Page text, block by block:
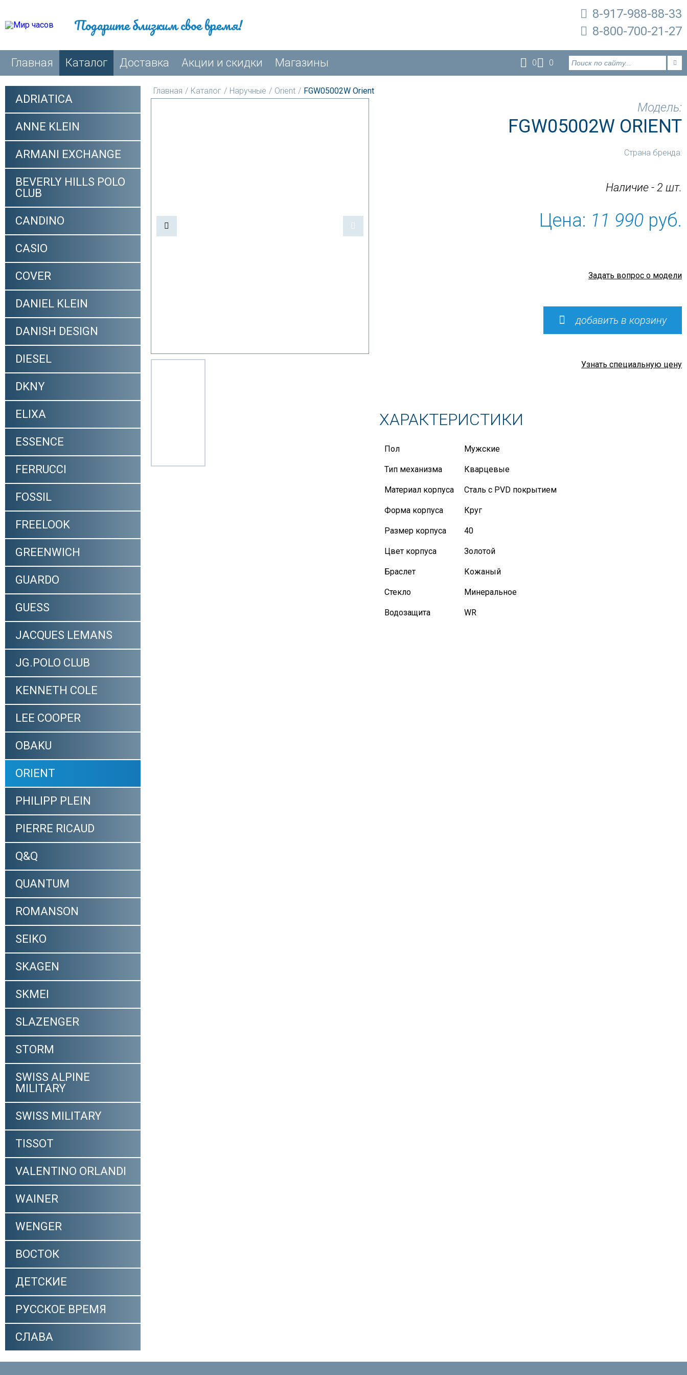
Подарите близким свое время!
8-917-988-88-33
8-800-700-21-27
Главная Каталог Доставка Акции и скидки Магазины 0 0
ADRIATICA
ANNE KLEIN
ARMANI EXCHANGE
BEVERLY HILLS POLO
CLUB
CANDINO
CASIO
COVER
DANIEL KLEIN
DANISH DESIGN
DIESEL
DKNY
ELIXA
ESSENCE
FERRUCCI
FOSSIL
FREELOOK
GREENWICH
GUARDO
GUESS
JACQUES LEMANS
JG.POLO CLUB
KENNETH COLE
LEE COOPER
OBAKU
ORIENT
PHILIPP PLEIN
PIERRE RICAUD
Q&Q
QUANTUM
ROMANSON
SEIKO
SKAGEN
SKMEI
SLAZENGER
STORM
SWISS ALPINE
MILITARY
SWISS MILITARY
TISSOT
VALENTINO ORLANDI
WAINER
WENGER
ВОСТОК
ДЕТСКИЕ
РУССКОЕ ВРЕМЯ
СЛАВА
Главная / Каталог / Наручные / Orient / FGW05002W Orient
Модель:
FGW05002W ORIENT
Страна бренда:
Наличие - 2 шт.
Цена: 11 990руб.
Задать вопрос о модели
добавить в корзину
Узнать специальную цену
ХАРАКТЕРИСТИКИ
Пол Мужские
Тип механизма Кварцевые
Материал корпуса Сталь с PVD покрытием
Форма корпуса Круг
Размер корпуса 40
Цвет корпуса Золотой
Браслет Кожаный
Стекло Минеральное
Водозащита WR